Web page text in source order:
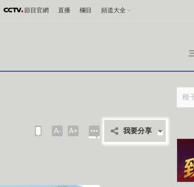
節目官網 直播 欄目 頻道大全
A- A+ 我要分享